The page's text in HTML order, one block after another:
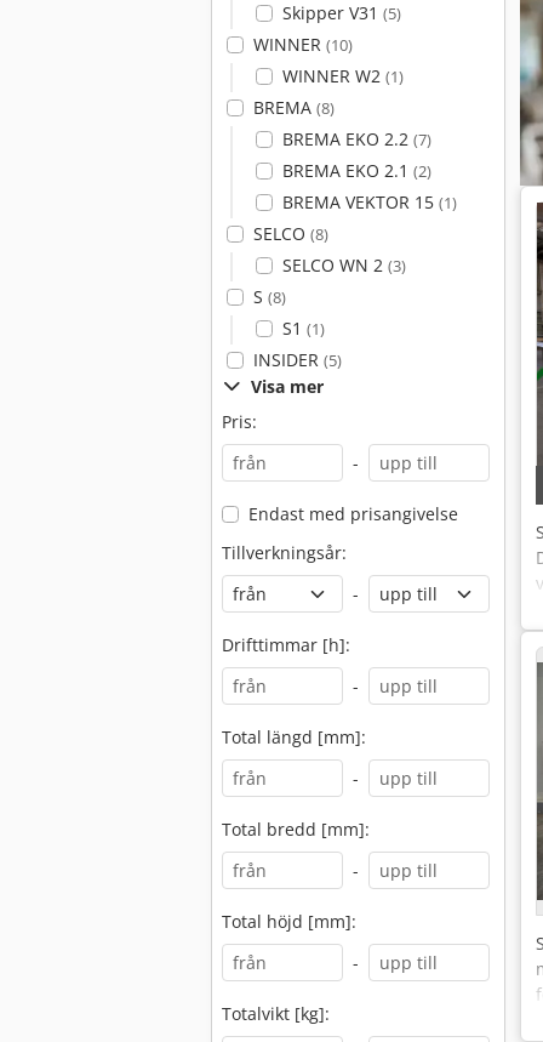
Skipper V31 (5)
WINNER (10)
WINNER W2 (1)
BREMA (8)
BREMA EKO 2.2 (7)
BREMA EKO 2.1 (2)
BREMA VEKTOR 15 (1)
SELCO (8)
SELCO WN 2 (3)
S (8)
S1 (1)
INSIDER (5)
Visa mer
Pris:
-
Endast med prisangivelse
Tillverkningsår:
-
Drifttimmar [h]:
-
Total längd [mm]:
-
Total bredd [mm]:
-
Total höjd [mm]:
-
Totalvikt [kg]: